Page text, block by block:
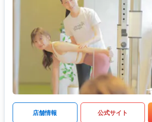
店舗情報 公式サイト